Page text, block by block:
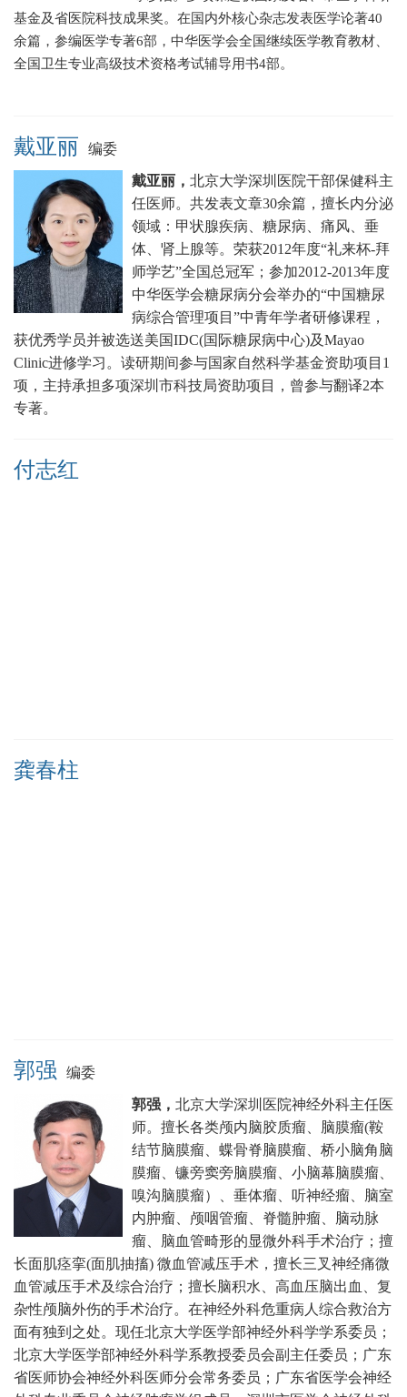
基金及省医院科技成果奖。在国内外核心杂志发表医学论著40
余篇，参编医学专著6部，中华医学会全国继续医学教育教材、
全国卫生专业高级技术资格考试辅导用书4部。
戴亚丽 编委
戴亚丽， 北京大学深圳医院干部保健科主
任医师。 共发表文章30余篇，擅长内分泌
领域：甲状腺疾病、糖尿病、痛风、垂
体、肾上腺等。 荣获2012年度“礼来杯-拜
师学艺”全国总冠军； 参加2012-2013年度
中华医学会糖尿病分会举办的“中国糖尿
病综合管理项目”中青年学者研修课程，
获优秀学员并被选送美国IDC(国际糖尿病中心)及Mayao
Clinic进修学习。 读研期间参与国家自然科学基金资助项目1
项，主持承担多项深圳市科技局资助项目，曾参与翻译2本
专著。
付志红
龚春柱
郭强 编委
郭强， 北京大学深圳医院神经外科主任医
师。 擅长各类颅内脑胶质瘤、脑膜瘤(鞍
结节脑膜瘤、蝶骨脊脑膜瘤、桥小脑角脑
膜瘤、镰旁窦旁脑膜瘤、小脑幕脑膜瘤、
嗅沟脑膜瘤）、垂体瘤、听神经瘤、脑室
内肿瘤、颅咽管瘤、脊髓肿瘤、脑动脉
瘤、脑血管畸形的显微外科手术治疗；擅
长面肌痉挛(面肌抽搐) 微血管减压手术，擅长三叉神经痛微
血管减压手术及综合治疗；擅长脑积水、高血压脑出血、复
杂性颅脑外伤的手术治疗。在神经外科危重病人综合救治方
面有独到之处。现任北京大学医学部神经外科学学系委员；
北京大学医学部神经外科学系教授委员会副主任委员；广东
省医师协会神经外科医师分会常务委员；广东省医学会神经